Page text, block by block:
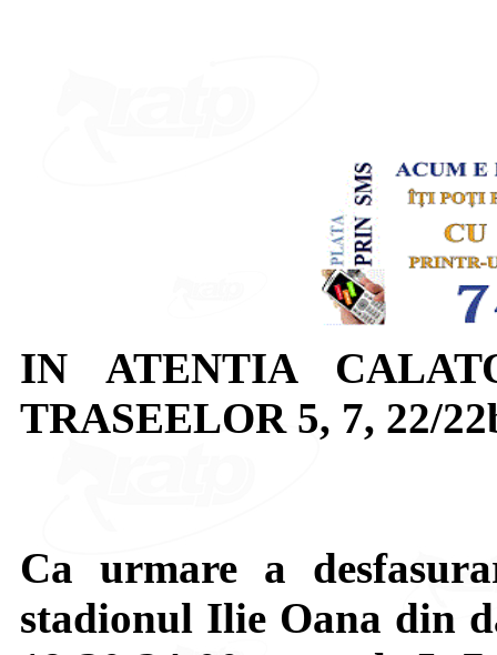
IN ATENTIA
TRASEELOR 5, 7, 22/
Ca urmare a
stadionul Ilie Oana din